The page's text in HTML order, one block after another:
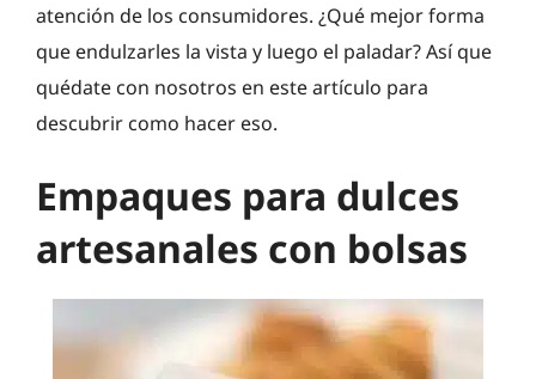
atención de los consumidores. ¿Qué mejor forma
que endulzarles la vista y luego el paladar? Así que
quédate con nosotros en este artículo para
descubrir como hacer eso.
Empaques para dulces
artesanales con bolsas